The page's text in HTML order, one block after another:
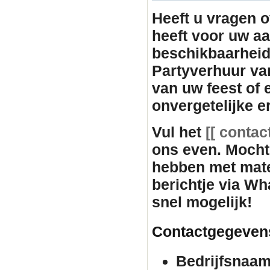
Heeft u vragen
heeft voor uw
Partyverhuur
van uw feest of
onvergetelijke
Vul het [[
ons even.
hebben met
berichtje via
snel mogelijk!